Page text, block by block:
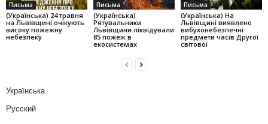
Письма
(Українська) 24 травня
на Львівщині очікують
високу пожежну
небезпеку
Письма
(Українська)
Рятувальники
Львівщини ліквідували
85 пожеж в
екосистемах
Письма
(Українська) На
Львівщині виявлено
вибухонебезпечні
предмети часів Другої
світової
Українська
Русский